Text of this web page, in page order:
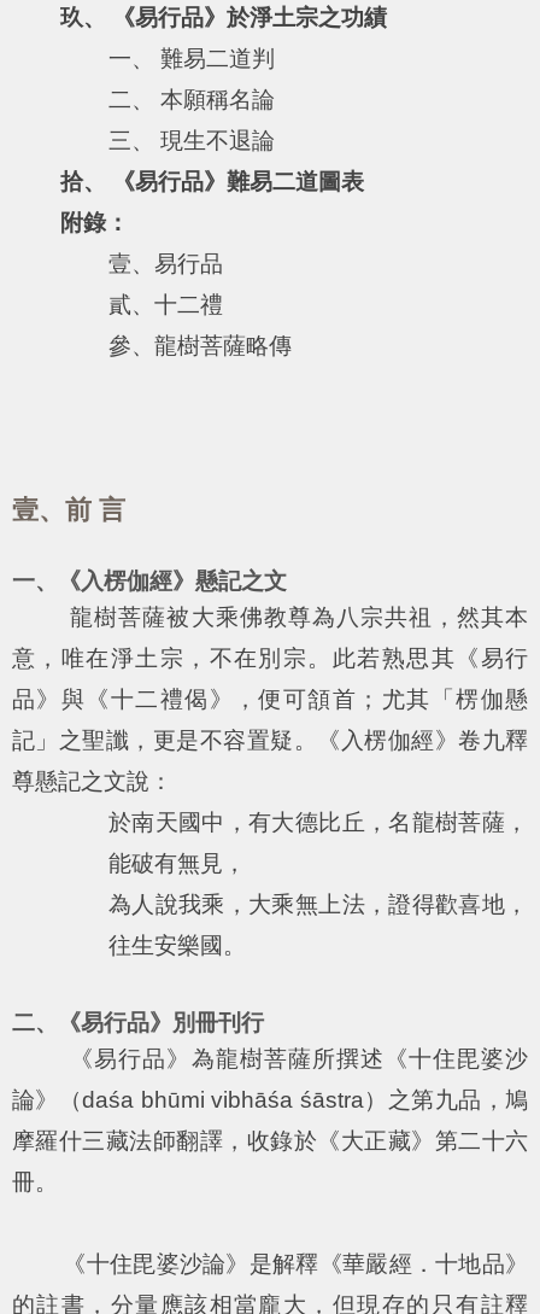
玖、 《易行品》於淨土宗之功績
一、 難易二道判
二、 本願稱名論
三、 現生不退論
拾、 《易行品》難易二道圖表
附錄：
壹、易行品
貳、十二禮
參、龍樹菩薩略傳
壹、前 言
一、《入楞伽經》懸記之文
龍樹菩薩被大乘佛教尊為八宗共祖，然其本
意，唯在淨土宗，不在別宗。此若熟思其《易行
品》與《十二禮偈》，便可頷首；尤其「楞伽懸
記」之聖讖，更是不容置疑。《入楞伽經》卷九釋
尊懸記之文說：
於南天國中，有大德比丘，名龍樹菩薩，
能破有無見，
為人說我乘，大乘無上法，證得歡喜地，
往生安樂國。
二、《易行品》別冊刊行
《易行品》為龍樹菩薩所撰述《十住毘婆沙
論》（daśa bhūmi vibhāśa śāstra）之第九品，鳩
摩羅什三藏法師翻譯，收錄於《大正藏》第二十六
冊。
《十住毘婆沙論》是解釋《華嚴經．十地品》
的註書，分量應該相當龐大，但現存的只有註釋